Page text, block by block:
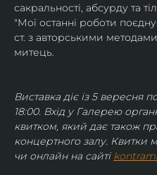
сакральності, абсурду та
"Мої останні роботи
ст. з авторськими
митець.
Виставка діє із 5 вересня
18:00. Вхід у Галерею
квитком, який дає також
концертного залу. Квитки
чи онлайн на сайті